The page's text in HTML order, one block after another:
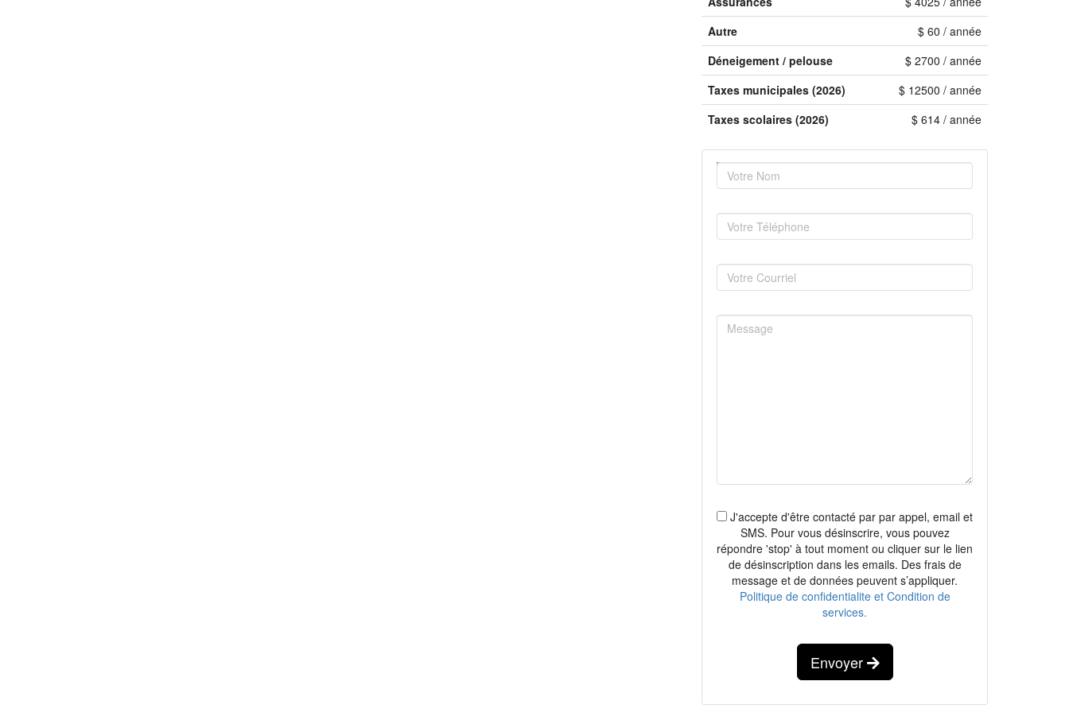
Autre
$ 60 / année
Déneigement / pelouse
$ 2700 / année
Taxes municipales (2026)
$ 12500 / année
Taxes scolaires (2026)
$ 614 / année
J'accepte d'être contacté par par appel, email et
SMS. Pour vous désinscrire, vous pouvez
répondre 'stop' à tout moment ou cliquer sur le lien
de désinscription dans les emails. Des frais de
message et de données peuvent s’appliquer.
Politique de confidentialite et Condition de
services.
Envoyer